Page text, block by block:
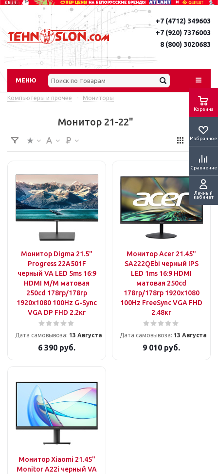
Корзина
Избранное
Сравнение
Личный
кабинет
+7 (4712) 349603
+7 (920) 7376003
8 (800) 3020683
МЕНЮ
Компьютеры и прочее - Мониторы
Монитор 21-22"
Монитор Digma 21.5"
Progress 22A501F
черный VA LED 5ms 16:9
HDMI M/M матовая
250cd 178гр/178гр
1920x1080 100Hz G-Sync
VGA DP FHD 2.2кг
Дата самовывоза: 13 Августа
6 390 руб.
Монитор Acer 21.45"
SA222QEbi черный IPS
LED 1ms 16:9 HDMI
матовая 250cd
178гр/178гр 1920x1080
100Hz FreeSync VGA FHD
2.48кг
Дата самовывоза: 13 Августа
9 010 руб.
Монитор Xiaomi 21.45"
Monitor A22i черный VA